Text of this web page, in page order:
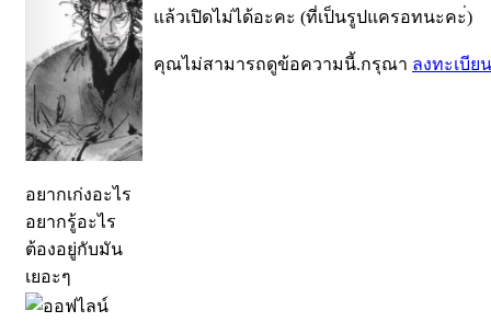
อยากเก่งอะไร
อยากรู้อะไร
ต้องอยู่กับมัน
เยอะๆ
แล้วเปิดไม่ได้อะคะ (ที่เป็นรูปแครอทนะคะ่)
คุณไม่สามารถดูข้อความนี้.กรุณา ลงทะเบียน